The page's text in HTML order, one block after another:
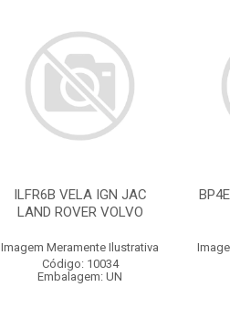
ILFR6B VELA IGN JAC
LAND ROVER VOLVO
Imagem Meramente Ilustrativa
Código: 10034
Embalagem: UN